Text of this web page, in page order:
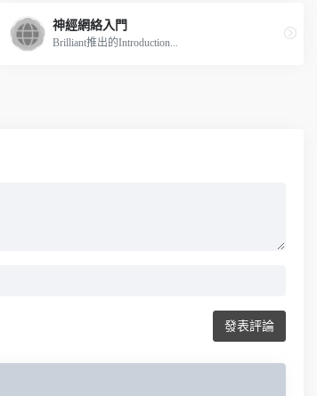
神經網絡入門
Brilliant推出的Introduction...
發表評論